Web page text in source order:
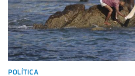
POLÍTICA